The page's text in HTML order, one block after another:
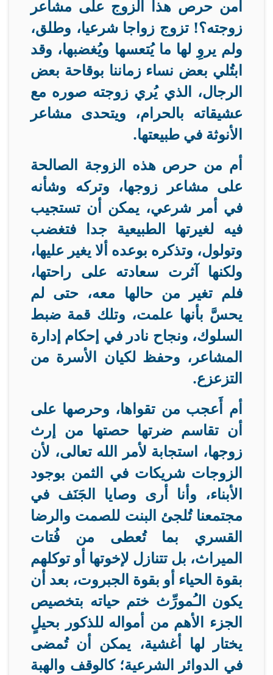
أمن حرص هذا الزوج على مشاعر
زوجته؟! تزوج زواجا شرعيا، وطلق،
ولم يروِ لها ما يُتعسها ويُغضبها، وقد
ابتُلي بعض نساء زماننا بوقاحة بعض
الرجال، الذي يُري زوجته صوره مع
عشيقاته بالحرام، ويتحدى مشاعر
الأنوثة في طبيعتها.
أم من حرص هذه الزوجة الصالحة
على مشاعر زوجها، وتركه وشأنه
في أمر شرعي، يمكن أن تستجيب
فيه لغيرتها الطبيعية جدا فتغضب
وتولول، وتذكره بوعده ألا يغير عليها،
ولكنها آثرت سعادته على راحتها،
فلم تغير من حالها معه، حتى لم
يحسَّ بأنها علمت، وتلك قمة ضبط
السلوك، ونجاح نادر في إحكام إدارة
المشاعر، وحفظ لكيان الأسرة من
التزعزع.
أم أَعجب من تقواها، وحرصها على
أن تقاسم ضرتها حصتها من إرث
زوجها، استجابة لأمر الله تعالى، لأن
الزوجات شريكات في الثمن بوجود
الأبناء، وأنا أرى وصايا الجَنَف في
مجتمعنا تُلجئ البنت للصمت والرضا
القسري بما تُعطى من فُتات
الميراث، بل تتنازل لإخوتها أو توكلهم
بقوة الحياء أو بقوة الجبروت، بعد أن
يكون الـُمورِّث ختم حياته بتخصيص
الجزء الأهم من أمواله للذكور بحيلٍ
يختار لها أغشية، يمكن أن تُمضى
في الدوائر الشرعية؛ كالوقف والهبة